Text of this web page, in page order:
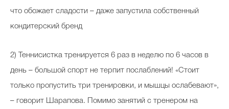
что обожает сладости – даже запустила собственный
кондитерский бренд
2) Теннисистка тренируется 6 раз в неделю по 6 часов в
день – большой спорт не терпит послаблений! «Стоит
только пропустить три тренировки, и мышцы ослабевают»,
– говорит Шарапова. Помимо занятий с тренером на